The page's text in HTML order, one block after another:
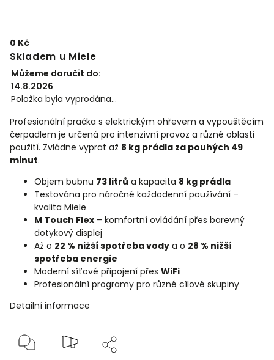
0 Kč
Skladem u Miele
Můžeme doručit do:
14.8.2026
Položka byla vyprodána…
Profesionální pračka s elektrickým ohřevem a vypouštěcím
čerpadlem je určená pro intenzivní provoz a různé oblasti
použití. Zvládne vyprat až 8 kg prádla za pouhých 49
minut.
Objem bubnu 73 litrů a kapacita 8 kg prádla
Testována pro náročné každodenní používání –
kvalita Miele
M Touch Flex – komfortní ovládání přes barevný
dotykový displej
Až o 22 % nižší spotřeba vody a o 28 % nižší
spotřeba energie
Moderní síťové připojení přes WiFi
Profesionální programy pro různé cílové skupiny
Detailní informace